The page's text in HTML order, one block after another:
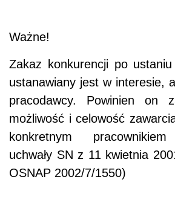
Ważne!
Zakaz konkurencji po
ustanawiany jest w interesie,
pracodawcy. Powinien on
możliwość i celowość
konkretnym
uchwały SN z 11 kwietnia
OSNAP 2002/7/1550)